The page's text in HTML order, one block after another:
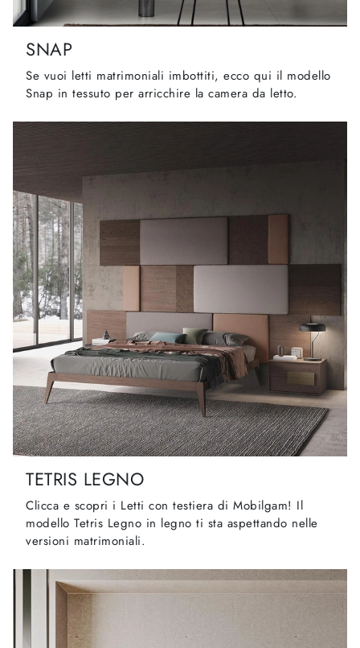
SNAP
Se vuoi letti matrimoniali imbottiti, ecco qui il modello
Snap in tessuto per arricchire la camera da letto.
TETRIS LEGNO
Clicca e scopri i Letti con testiera di Mobilgam! Il
modello Tetris Legno in legno ti sta aspettando nelle
versioni matrimoniali.